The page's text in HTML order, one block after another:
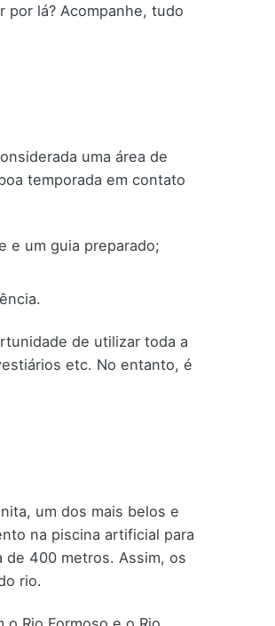
por lá? Acompanhe, tudo
uma área de
temporada em contato
e um guia preparado;
de utilizar toda a
etc. No entanto, é
um dos mais belos e
na piscina artificial para
de 400 metros. Assim, os
rio.